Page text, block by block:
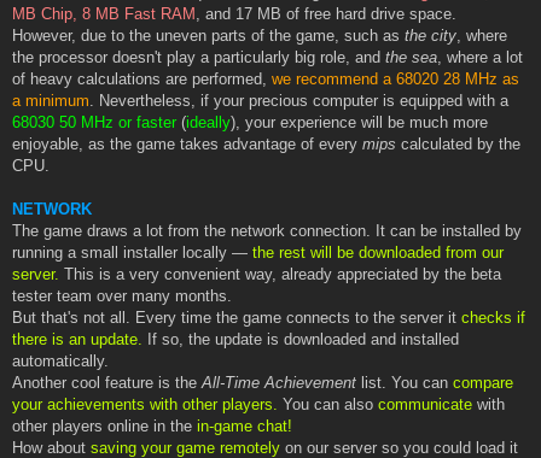
MB Chip, 8 MB Fast RAM
, and 17 MB of free hard drive space.
However, due to the uneven parts of the game, such as the city , where
the processor doesn't play a particularly big role, and the sea , where a lot
of heavy calculations are performed, we recommend a 68020 28 MHz as
a minimum . Nevertheless, if your precious computer is equipped with a
68030 50 MHz or faster (ideally), your experience will be much more
enjoyable, as the game takes advantage of every mips calculated by the
CPU.
NETWORK
The game draws a lot from the network connection. It can be installed by
running a small installer locally — the rest will be downloaded from our
server. This is a very convenient way, already appreciated by the beta
tester team over many months.
But that's not all. Every time the game connects to the server it checks if
there is an update.
If so, the update is downloaded and installed
automatically.
Another cool feature is the All-Time Achievement list. You can compare
your achievements with other players. You can also communicate with
other players online in the in-game chat!
How about saving your game remotely on our server so you could load it